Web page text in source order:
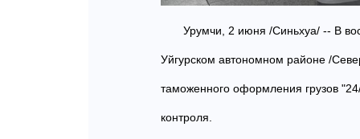
Урумчи, 2 июня /Синьхуа/ -- В
Уйгурском автономном районе /
таможенного оформления грузов
контроля.